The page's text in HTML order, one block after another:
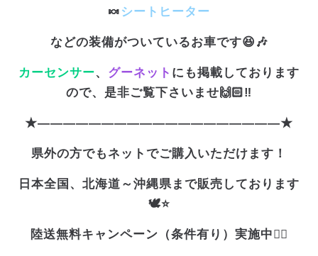
🍬 シートヒーター
などの装備がついているお車です😆🎶
カーセンサー、 グーネット にも掲載しております
ので、是非ご覧下さいませ🙌🏻‼️
★———————————————————★
県外の方でもネットでご購入いただけます！
日本全国、北海道～沖縄県まで販売しております
🕊️⭐
陸送無料キャンペーン（条件有り）実施中❤️‍🔥